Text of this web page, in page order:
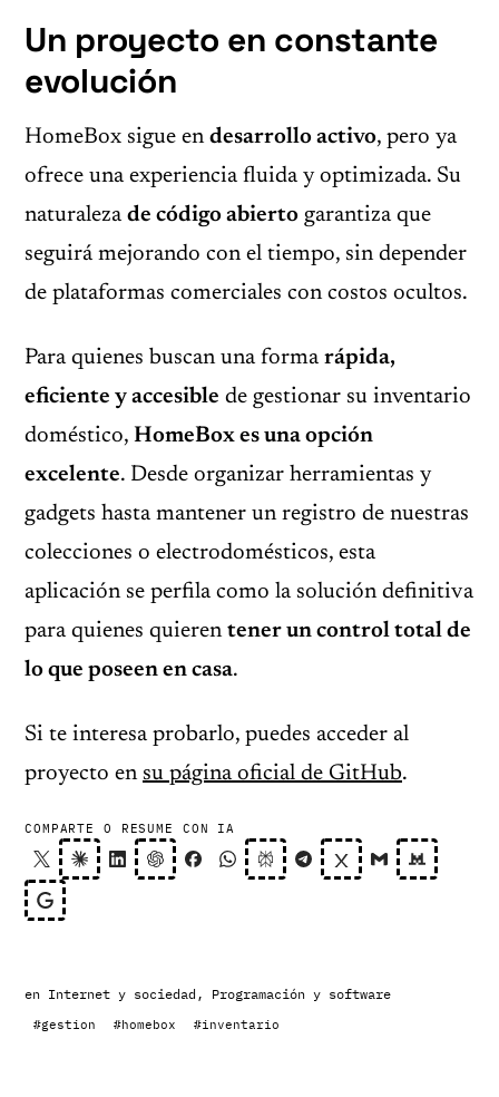
Un proyecto en constante
evolución
HomeBox sigue en desarrollo activo, pero ya
ofrece una experiencia fluida y optimizada. Su
naturaleza de código abierto garantiza que
seguirá mejorando con el tiempo, sin depender
de plataformas comerciales con costos ocultos.
Para quienes buscan una forma rápida,
eficiente y accesible de gestionar su inventario
doméstico, HomeBox es una opción
excelente. Desde organizar herramientas y
gadgets hasta mantener un registro de nuestras
colecciones o electrodomésticos, esta
aplicación se perfila como la solución definitiva
para quienes quieren tener un control total de
lo que poseen en casa.
Si te interesa probarlo, puedes acceder al
proyecto en su página oficial de GitHub.
COMPARTE O RESUME CON IA
en Internet y sociedad , Programación y software
#gestion #homebox #inventario